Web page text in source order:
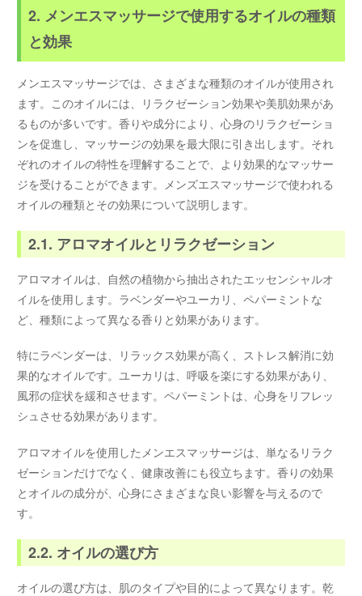
2. メンエスマッサージで使用するオイルの種類
と効果
メンエスマッサージでは、さまざまな種類のオイルが使用され
ます。このオイルには、リラクゼーション効果や美肌効果があ
るものが多いです。香りや成分により、心身のリラクゼーショ
ンを促進し、マッサージの効果を最大限に引き出します。それ
ぞれのオイルの特性を理解することで、より効果的なマッサー
ジを受けることができます。メンズエスマッサージで使われる
オイルの種類とその効果について説明します。
2.1. アロマオイルとリラクゼーション
アロマオイルは、自然の植物から抽出されたエッセンシャルオ
イルを使用します。ラベンダーやユーカリ、ペパーミントな
ど、種類によって異なる香りと効果があります。
特にラベンダーは、リラックス効果が高く、ストレス解消に効
果的なオイルです。ユーカリは、呼吸を楽にする効果があり、
風邪の症状を緩和させます。ペパーミントは、心身をリフレッ
シュさせる効果があります。
アロマオイルを使用したメンエスマッサージは、単なるリラク
ゼーションだけでなく、健康改善にも役立ちます。香りの効果
とオイルの成分が、心身にさまざまな良い影響を与えるので
す。
2.2. オイルの選び方
オイルの選び方は、肌のタイプや目的によって異なります。乾